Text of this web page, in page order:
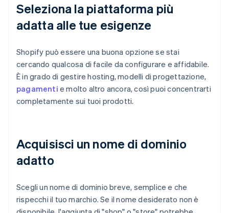
Seleziona la piattaforma più
adatta alle tue esigenze
Shopify può essere una buona opzione se stai
cercando qualcosa di facile da configurare e affidabile.
È in grado di gestire hosting, modelli di progettazione,
pagamenti e molto altro ancora, così puoi concentrarti
completamente sui tuoi prodotti.
Acquisisci un nome di dominio
adatto
Scegli un nome di dominio breve, semplice e che
rispecchi il tuo marchio. Se il nome desiderato non è